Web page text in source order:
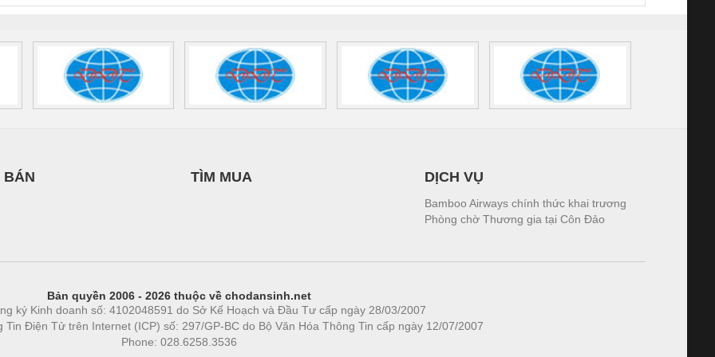
BÁN TÌM MUA DỊCH VỤ
Bamboo Airways chính thức khai trương
Phòng chờ Thương gia tại Côn Đảo
Bản quyền 2006 - 2026 thuộc về chodansinh.net
ký Kinh doanh số: 4102048591 do Sở Kế Hoạch và Đầu Tư cấp ngày 28/03/2007
Tin Điện Tử trên Internet (ICP) số: 297/GP-BC do Bộ Văn Hóa Thông Tin cấp ngày 12/07/2007
Phone: 028.6258.3536